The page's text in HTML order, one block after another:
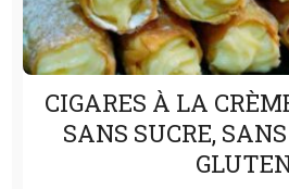
CIGARES À LA
SANS SUCRE,